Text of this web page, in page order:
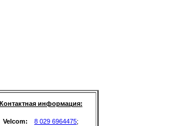
Контактная информация:
Velcom: 8 029 6964475;